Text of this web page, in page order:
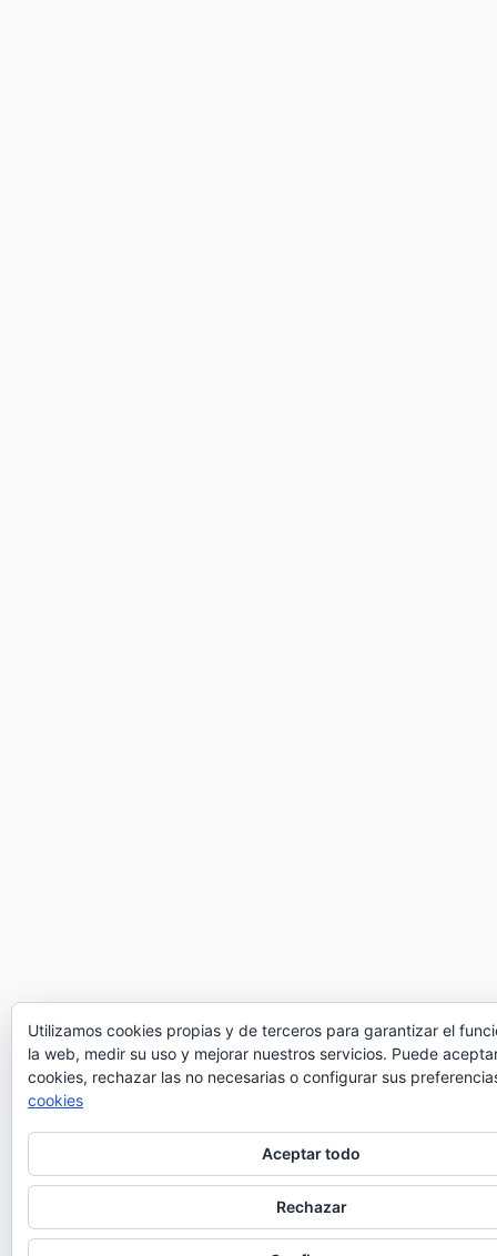
Utilizamos cookies propias y de terceros para garantizar el
la web, medir su uso y mejorar nuestros servicios. Puede
cookies, rechazar las no necesarias o configurar sus
cookies
Aceptar todo
Rechazar